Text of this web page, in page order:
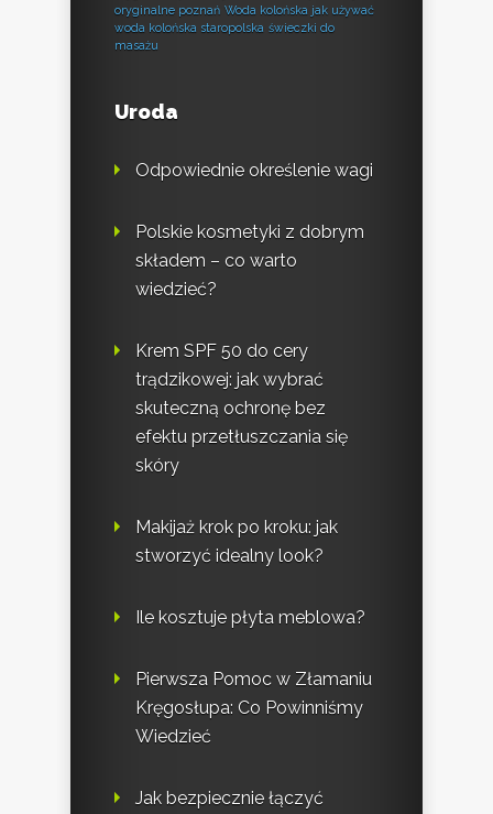
oryginalne poznań Woda kolońska jak używać
woda kolońska staropolska świeczki do
masażu
Uroda
Odpowiednie określenie wagi
Polskie kosmetyki z dobrym
składem – co warto
wiedzieć?
Krem SPF 50 do cery
trądzikowej: jak wybrać
skuteczną ochronę bez
efektu przetłuszczania się
skóry
Makijaż krok po kroku: jak
stworzyć idealny look?
Ile kosztuje płyta meblowa?
Pierwsza Pomoc w Złamaniu
Kręgosłupa: Co Powinniśmy
Wiedzieć
Jak bezpiecznie łączyć